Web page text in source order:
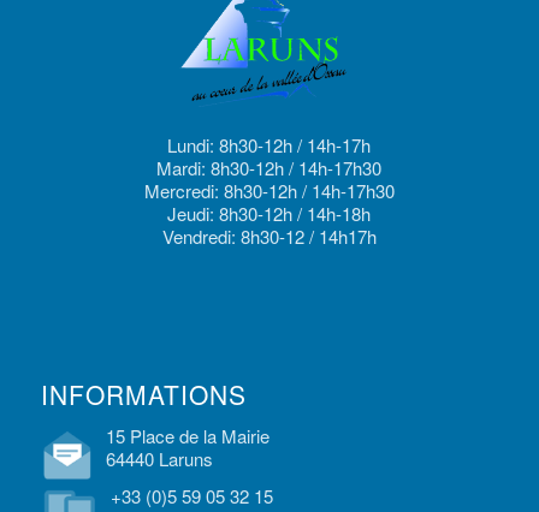
Lundi: 8h30-12h / 14h-17h
Mardi: 8h30-12h / 14h-17h30
Mercredi: 8h30-12h / 14h-17h30
Jeudi: 8h30-12h / 14h-18h
Vendredi: 8h30-12 / 14h17h
INFORMATIONS
15 Place de la Mairie
64440 Laruns
+33 (0)5 59 05 32 15